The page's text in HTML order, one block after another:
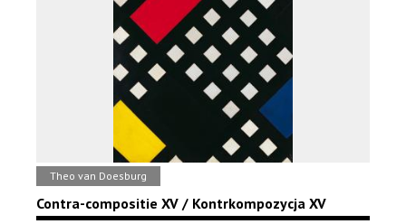
Theo van Doesburg
Contra-compositie XV / Kontrkompozycja XV